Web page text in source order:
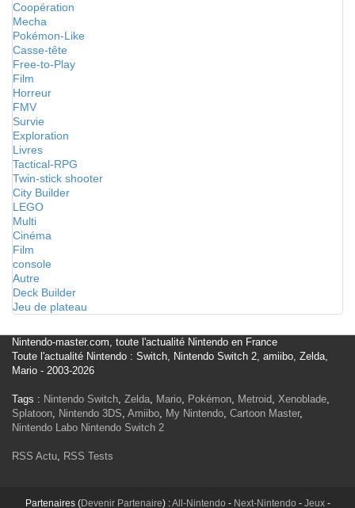
Coopération
Mecha
Pokémon-Like
Casse-tête
Free-to-Play
Film
Horreur
FMV
Survie
Exploration
Livres
Tactical-RPG
Twin-stick shooter
City Builder
LEGO
Multi
Cinéma
Film
console
Autre
Deck Builder
Jeu de plateau
Nintendo-master.com, toute l'actualité Nintendo en France
Toute l'actualité Nintendo : Switch, Nintendo Switch 2, amiibo, Zelda,
Mario - 2003-2026
Tags : Nintendo Switch, Zelda, Mario, Pokémon, Metroid, Xenoblade,
Splatoon, Nintendo 3DS, Amiibo, My Nintendo, Cartoon Master,
Nintendo Labo Nintendo Switch 2
RSS Actu, RSS Tests
Partenaires (Devenir Partenaire) :All-Nintendo - Next-Nintendo - Jeux-